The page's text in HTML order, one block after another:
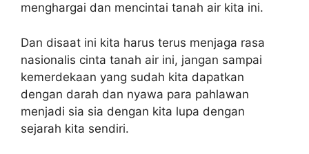
menghargai dan mencintai tanah air kita ini.
Dan disaat ini kita harus terus menjaga rasa
nasionalis cinta tanah air ini, jangan sampai
kemerdekaan yang sudah kita dapatkan
dengan darah dan nyawa para pahlawan
menjadi sia sia dengan kita lupa dengan
sejarah kita sendiri.